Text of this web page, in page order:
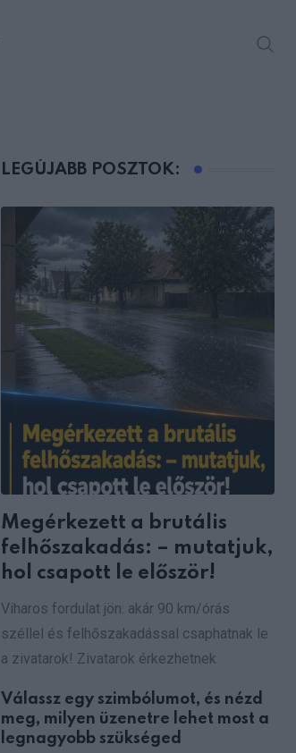
LEGÚJABB POSZTOK:
Megérkezett a brutális
felhőszakadás: – mutatjuk,
hol csapott le először!
Viharos fordulat jön: akár 90 km/órás
széllel és felhőszakadással csaphatnak le
a zivatarok! Zivatarok érkezhetnek
Válassz egy szimbólumot, és nézd
meg, milyen üzenetre lehet most a
legnagyobb szükséged